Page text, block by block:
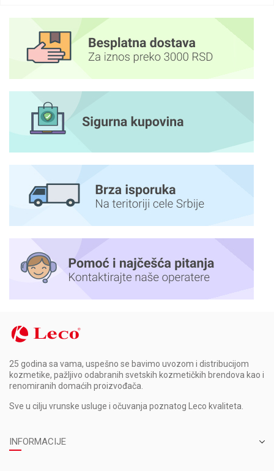
25 godina sa vama, uspešno se bavimo uvozom i distribucijom
kozmetike, pažljivo odabranih svetskih kozmetičkih brendova kao i
renomiranih domaćih proizvođača.
Sve u cilju vrunske usluge i očuvanja poznatog Leco kvaliteta.
INFORMACIJE